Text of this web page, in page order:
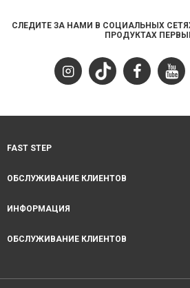
СЛЕДИТЕ ЗА НАМИ В СОЦИАЛЬНЫХ
ПРОДУКТАХ
FAST STEP
ОБСЛУЖИВАНИЕ КЛИЕНТОВ
ИНФОРМАЦИЯ
ОБСЛУЖИВАНИЕ КЛИЕНТОВ